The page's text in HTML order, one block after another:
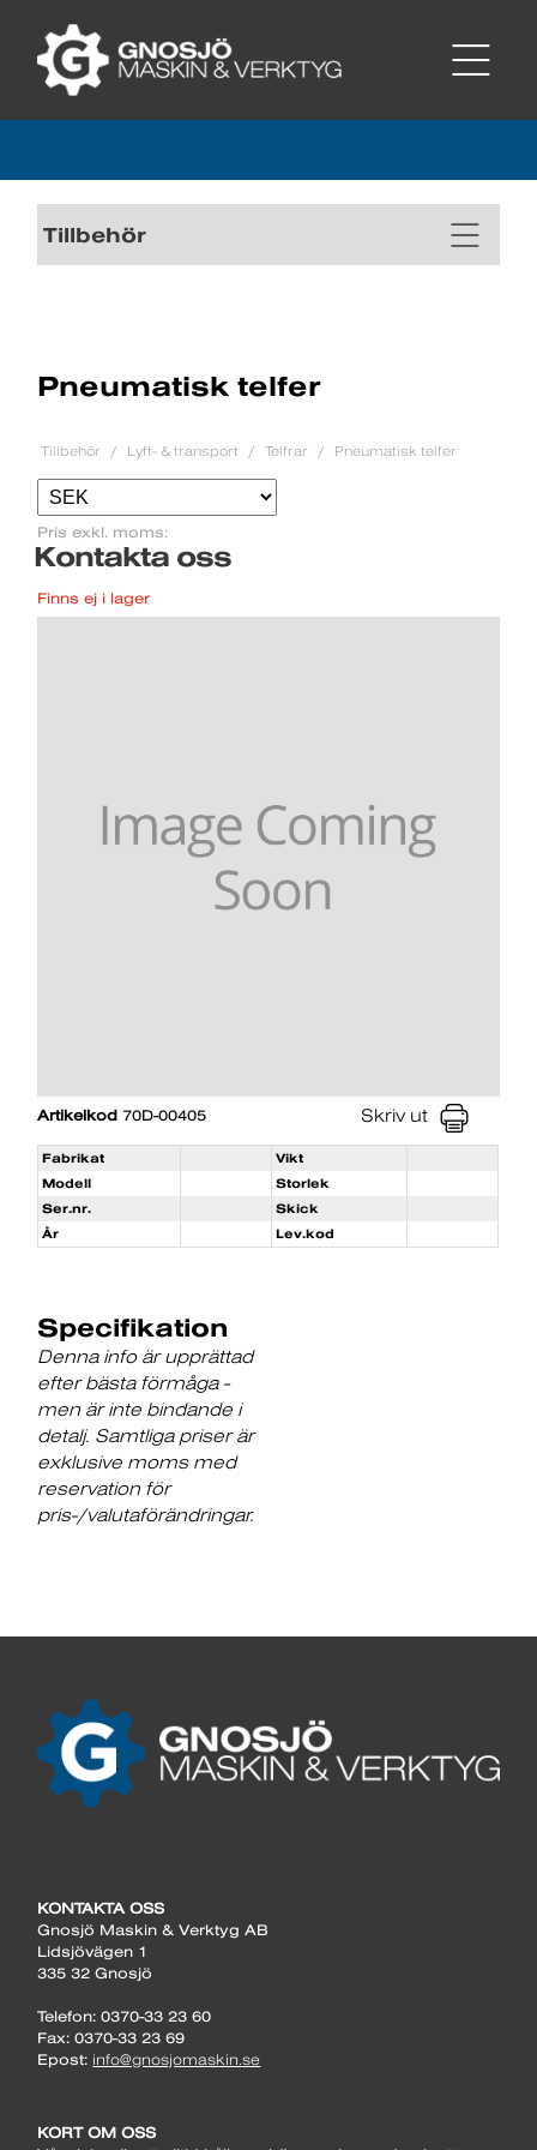
Tillbehör
Pneumatisk telfer
Tillbehör Lyft- & transport Telfrar Pneumatisk telfer
Pris exkl. moms:
Kontakta oss
Finns ej i lager
Artikelkod 70D-00405 Skriv ut
Fabrikat
Vikt
Modell
Storlek
Ser.nr.
Skick
År
Lev.kod
Specifikation
Denna info är upprättad
efter bästa förmåga -
men är inte bindande i
detalj. Samtliga priser är
exklusive moms med
reservation för
pris-/valutaförändringar.
KONTAKTA OSS
Gnosjö Maskin & Verktyg AB
Lidsjövägen 1
335 32 Gnosjö
Telefon: 0370-33 23 60
Fax: 0370-33 23 69
Epost: info@gnosjomaskin.se
KORT OM OSS